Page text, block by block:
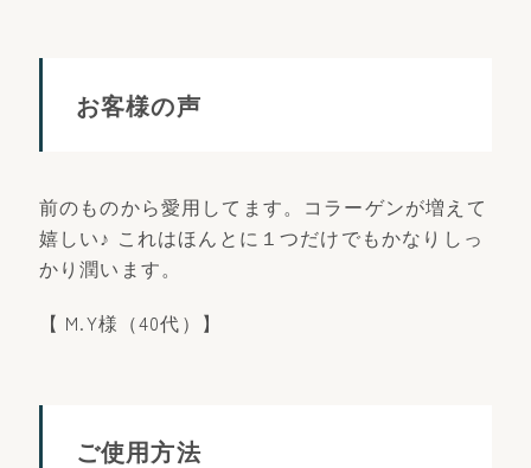
お客様の声
前のものから愛用してます。コラーゲンが増えて
嬉しい♪ これはほんとに１つだけでもかなりしっ
かり潤います。
【 M.Y様（40代）】
ご使用方法